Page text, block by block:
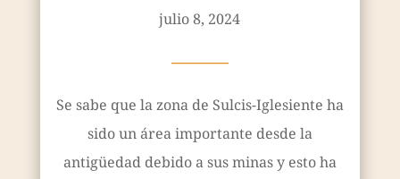
julio 8, 2024
————
Se sabe que la zona de Sulcis-Iglesiente ha
sido un área importante desde la
antigüedad debido a sus minas y esto ha